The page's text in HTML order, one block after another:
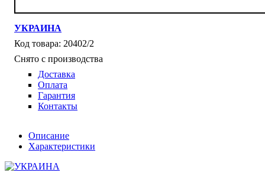
УКРАИНА
20402/2
Снято с производства
Доставка
Оплата
Гарантия
Контакты
Описание
Характеристики